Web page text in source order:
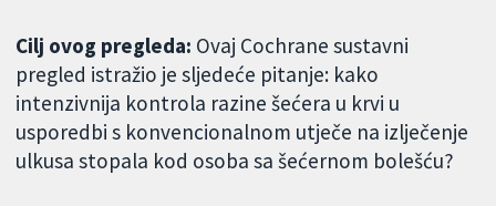
Cilj ovog pregleda: Ovaj Cochrane sustavni
pregled istražio je sljedeće pitanje: kako
intenzivnija kontrola razine šećera u krvi u
usporedbi s konvencionalnom utječe na izlječenje
ulkusa stopala kod osoba sa šećernom bolešću?